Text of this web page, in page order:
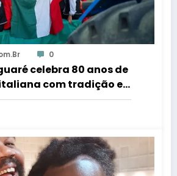
0
celebra 80 anos de
com tradição e
polenta – Em Dia ES